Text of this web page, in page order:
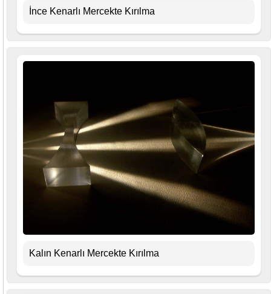
İnce Kenarlı Mercekte Kırılma
Kalın Kenarlı Mercekte Kırılma